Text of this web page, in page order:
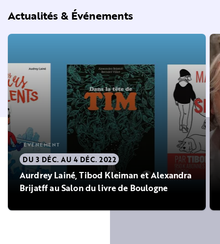
Actualités & Événements
ÉVÈNEMENT
DU 3 DÉC. AU 4 DÉC. 2022
Aurdrey Lainé, Tibod Kleiman et Alexandra
Brijatff au Salon du livre de Boulogne